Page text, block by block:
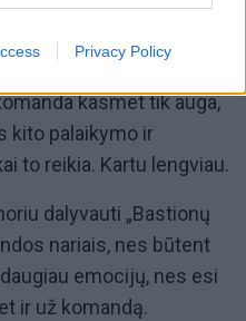
Privacy Policy
treniruotes renkasi
kasmet tik auga,
kito palaikymo ir
to reikia. Kartu lengviau.
dalyvauti „Bastionų
nariais, nes būtent
emocijų, nes esi
ir už komandą.